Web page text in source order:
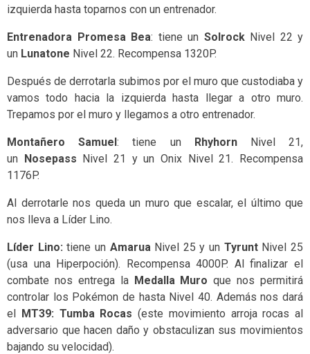
izquierda hasta toparnos con un entrenador.
Entrenadora Promesa Bea: tiene un Solrock Nivel 22 y
un Lunatone Nivel 22. Recompensa 1320P.
Después de derrotarla subimos por el muro que custodiaba y
vamos todo hacia la izquierda hasta llegar a otro muro.
Trepamos por el muro y llegamos a otro entrenador.
Montañero Samuel: tiene un Rhyhorn Nivel 21,
un Nosepass Nivel 21 y un Onix Nivel 21. Recompensa
1176P.
Al derrotarle nos queda un muro que escalar, el último que
nos lleva a Líder Lino.
Líder Lino: tiene un Amarua Nivel 25 y un Tyrunt Nivel 25
(usa una Hiperpoción). Recompensa 4000P. Al finalizar el
combate nos entrega la Medalla Muroque nos permitirá
controlar los Pokémon de hasta Nivel 40. Además nos dará
el MT39: Tumba Rocas (este movimiento arroja rocas al
adversario que hacen daño y obstaculizan sus movimientos
bajando su velocidad).